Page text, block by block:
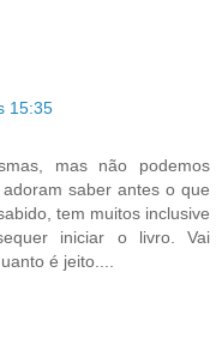
15:35
mas não podemos
saber antes o que
tem muitos inclusive
iniciar o livro. Vai
é jeito....